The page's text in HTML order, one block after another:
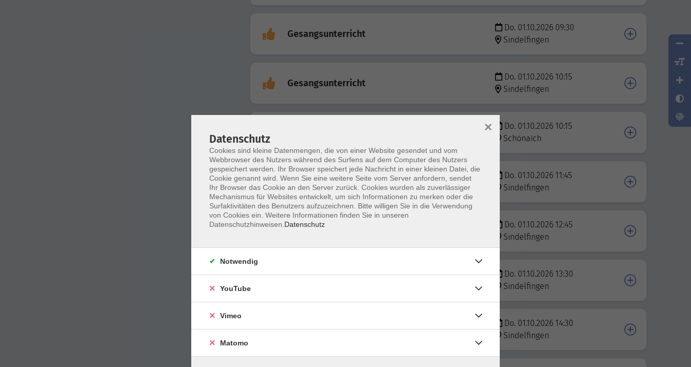
Gesangsunterricht
Do. 01.10.2026 09:30
Sindelfingen
Gesangsunterricht
Do. 01.10.2026 10:15
Sindelfingen
Do. 01.10.2026 10:15
Schönaich
Gesangsunterricht
Do. 01.10.2026 11:45
Sindelfingen
Gesangsunterricht Fortgeschrittene
Do. 01.10.2026 12:45
Sindelfingen
Do. 01.10.2026 13:30
Sindelfingen
Gesangsunterricht
Do. 01.10.2026 14:30
Sindelfingen
Datenschutz
Cookies sind kleine Datenmengen, die von einer Website gesendet und vom
Webbrowser des Nutzers während des Surfens auf dem Computer des Nutzers
gespeichert werden. Ihr Browser speichert jede Nachricht in einer kleinen Datei, die
Cookie genannt wird. Wenn Sie eine weitere Seite vom Server anfordern, sendet
Ihr Browser das Cookie an den Server zurück. Cookies wurden als zuverlässiger
Mechanismus für Websites entwickelt, um sich Informationen zu merken oder die
Surfaktivitäten des Benutzers aufzuzeichnen. Bitte willigen Sie in die Verwendung
von Cookies ein. Weitere Informationen finden Sie in unseren
Datenschutzhinweisen. Datenschutz
×
Notwendig
YouTube
Vimeo
Matomo